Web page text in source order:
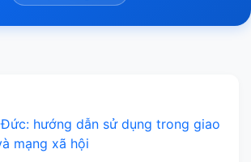
hướng dẫn sử dụng trong giao
mạng xã hội